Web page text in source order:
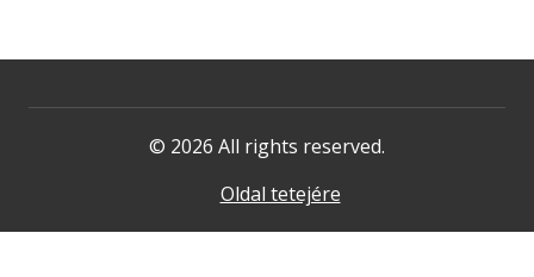
© 2026 All rights reserved.
Oldal tetejére